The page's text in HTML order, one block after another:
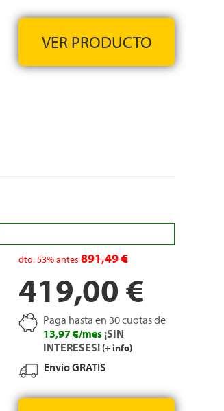
VER PRODUCTO
dto.53%antes 891,49 €
419,00 €
Paga hasta en 30 cuotas de
13,97 €/mes¡SIN
INTERESES!(+ info)
Envío GRATIS